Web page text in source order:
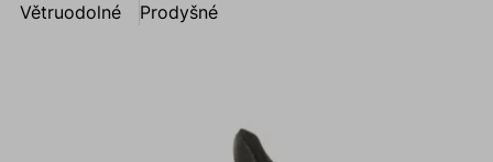
Větruodolné Prodyšné